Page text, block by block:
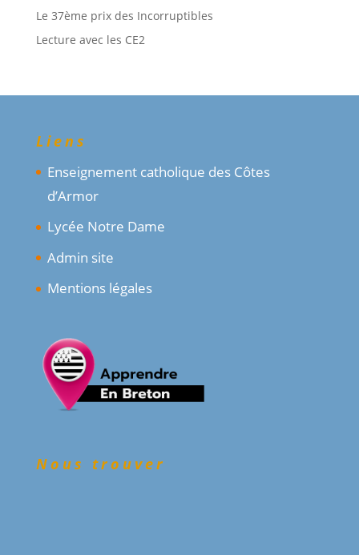
Le 37ème prix des Incorruptibles
Lecture avec les CE2
Liens
Enseignement catholique des Côtes
d’Armor
Lycée Notre Dame
Admin site
Mentions légales
Nous trouver